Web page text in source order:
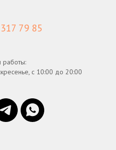
79 85
работы:
с 10:00 до 20:00